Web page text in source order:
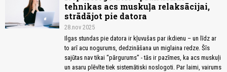
tehnikas acs muskuļa relaksācijai,
strādājot pie datora
28.nov 2025
Ilgas stundas pie datora ir kļuvušas par ikdienu – un līdz ar
to arī acu nogurums, dedzināšana un miglaina redze. Šīs
sajūtas nav tikai “pārgurums” - tās ir pazīmes, ka acs muskuļi
un asaru plēvīte tiek sistemātiski noslogoti. Par laimi, vairums